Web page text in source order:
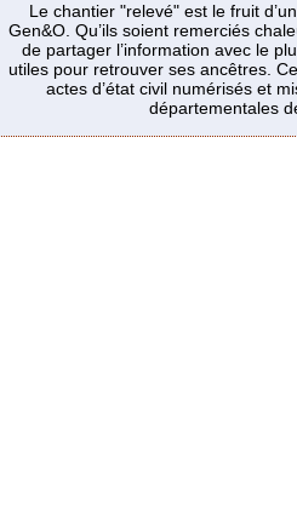
Le chantier "relevé" est le fruit
Gen&O. Qu’ils soient remerciés
de partager l’information avec le
utiles pour retrouver ses ancêtres.
actes d’état civil numérisés et
départementales